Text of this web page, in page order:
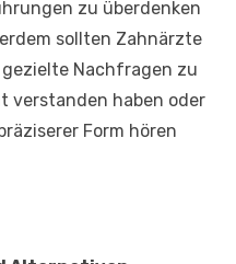
zu überdenken
sollten Zahnärzte
Nachfragen zu
verstanden haben oder
Form hören